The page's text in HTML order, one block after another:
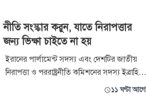
নীতি সংস্কার করুন, যাতে নিরাপত্তার
জন্য ভিক্ষা চাইতে না হয়
ইরানের পার্লামেন্ট সদস্য এবং দেশটির জাতীয়
নিরাপত্তা ও পররাষ্ট্রনীতি কমিশনের সদস্য ইব্রাহিম
রেজায়ি সৌদি আরবকে তাদের পররাষ্ট্র ও নিরাপত্তা
১১ ঘণ্টা আগে